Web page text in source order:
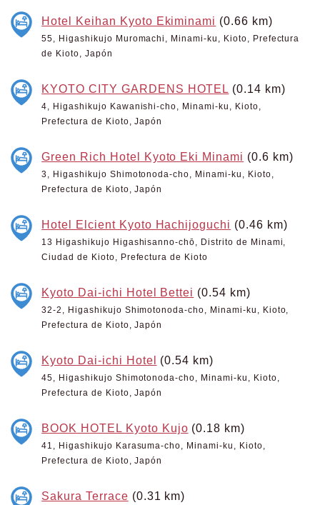
Hotel Keihan Kyoto Ekiminami (0.66 km)
55, Higashikujo Muromachi, Minami-ku, Kioto, Prefectura
de Kioto, Japón
KYOTO CITY GARDENS HOTEL (0.14 km)
4, Higashikujo Kawanishi-cho, Minami-ku, Kioto,
Prefectura de Kioto, Japón
Green Rich Hotel Kyoto Eki Minami (0.6 km)
3, Higashikujo Shimotonoda-cho, Minami-ku, Kioto,
Prefectura de Kioto, Japón
Hotel Elcient Kyoto Hachijoguchi (0.46 km)
13 Higashikujo Higashisanno-chō, Distrito de Minami,
Ciudad de Kioto, Prefectura de Kioto
Kyoto Dai-ichi Hotel Bettei (0.54 km)
32-2, Higashikujo Shimotonoda-cho, Minami-ku, Kioto,
Prefectura de Kioto, Japón
Kyoto Dai-ichi Hotel (0.54 km)
45, Higashikujo Shimotonoda-cho, Minami-ku, Kioto,
Prefectura de Kioto, Japón
BOOK HOTEL Kyoto Kujo (0.18 km)
41, Higashikujo Karasuma-cho, Minami-ku, Kioto,
Prefectura de Kioto, Japón
Sakura Terrace (0.31 km)